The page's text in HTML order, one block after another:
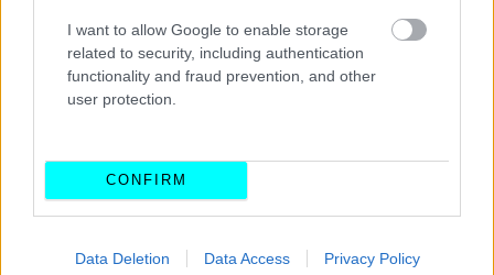
I want to allow Google to enable storage
related to security, including authentication
functionality and fraud prevention, and other
user protection.
CONFIRM
Data Deletion Data Access Privacy Policy